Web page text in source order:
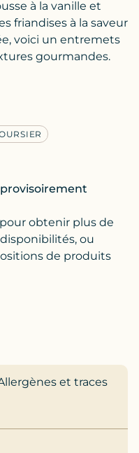
à la vanille et
friandises à la saveur
voici un entremets
gourmandes.
pour obtenir plus de
ou
de produits
et traces